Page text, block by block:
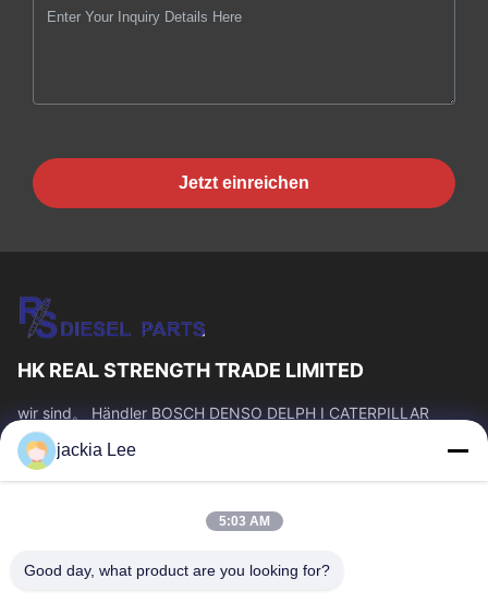
Jetzt einreichen
HK REAL STRENGTH TRADE LIMITED
wir sind。 Händler BOSCH DENSO DELPH I CATERPILLAR
VOLVO CUMMINS TOYOTA ISUZU Company whatsapp Zahl:
0086 159 2067 9523.
Schnelllinks
Produkte
Über Uns
Werksbesichtigung
jackia Lee
5:03 AM
Good day, what product are you looking for?